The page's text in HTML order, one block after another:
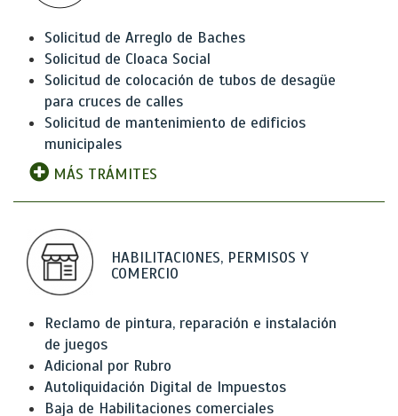
Solicitud de Arreglo de Baches
Solicitud de Cloaca Social
Solicitud de colocación de tubos de desagüe
para cruces de calles
Solicitud de mantenimiento de edificios
municipales
MÁS TRÁMITES
HABILITACIONES, PERMISOS Y
COMERCIO
Reclamo de pintura, reparación e instalación
de juegos
Adicional por Rubro
Autoliquidación Digital de Impuestos
Baja de Habilitaciones comerciales